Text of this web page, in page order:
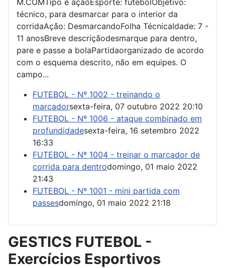
técnico, para desmarcar para o interior da
corridaAção: DesmarcandoFolha TécnicaIdade: 7 -
11 anosBreve descriçãodesmarque para dentro,
pare e passe a bolaPartidaorganizado de acordo
com o esquema descrito, não em equipes. O
campo...
FUTEBOL - Nº 1002 - treinando o
marcadorsexta-feira, 07 outubro 2022 20:10
FUTEBOL - Nº 1006 - ataque combinado em
profundidadesexta-feira, 16 setembro 2022
16:33
FUTEBOL - Nº 1004 - treinar o marcador de
corrida para dentrodomingo, 01 maio 2022
21:43
FUTEBOL - Nº 1001 - mini partida com
passesdomingo, 01 maio 2022 21:18
GESTICS FUTEBOL -
Exercícios Esportivos